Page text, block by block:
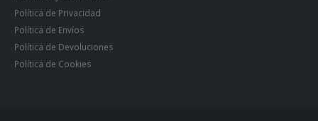
Política de Privacidad
Política de Envíos
Política de Devoluciones
Política de Cookies